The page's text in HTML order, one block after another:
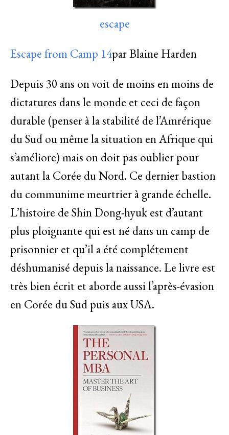
escape
Escape from Camp 14par Blaine Harden
Depuis 30 ans on voit de moins en moins de
dictatures dans le monde et ceci de façon
durable (penser à la stabilité de l’Amrérique
du Sud ou même la situation en Afrique qui
s’améliore) mais on doit pas oublier pour
autant la Corée du Nord. Ce dernier bastion
du communime meurtrier à grande échelle.
L’histoire de Shin Dong-hyuk est d’autant
plus ploignante qui est né dans un camp de
prisonnier et qu’il a été complétement
déshumanisé depuis la naissance. Le livre est
très bien écrit et aborde aussi l’après-évasion
en Corée du Sud puis aux USA.